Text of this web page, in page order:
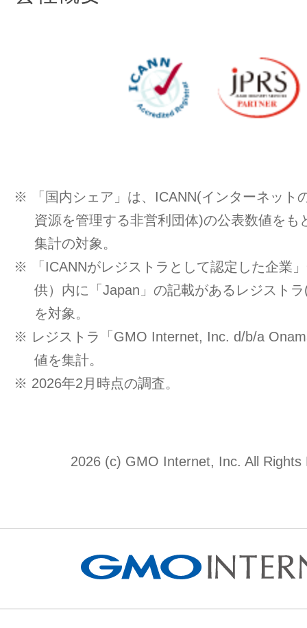
※ 「国内シェア」は、ICANN(インターネット
資源を管理する非営利団体)の公表数値をも
集計の対象。
※ 「ICANNがレジストラとして認定した企業
供）内に「Japan」の記載があるレジスト
を対象。
※ レジストラ「GMO Internet, Inc. d/b/a
値を集計。
※ 2026年2月時点の調査。
2026 (c) GMO Internet, Inc. All Rights